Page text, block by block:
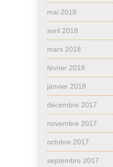
mai 2018
avril 2018
mars 2018
février 2018
janvier 2018
décembre 2017
novembre 2017
octobre 2017
septembre 2017